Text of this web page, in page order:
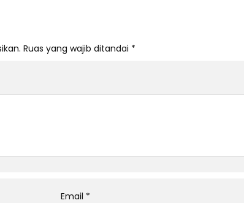
Ruas yang wajib ditandai *
Email *